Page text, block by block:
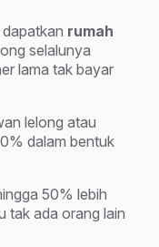
dapatkan rumah
selalunya
lama tak bayar
lelong atau
dalam bentuk
50% lebih
tak ada orang lain